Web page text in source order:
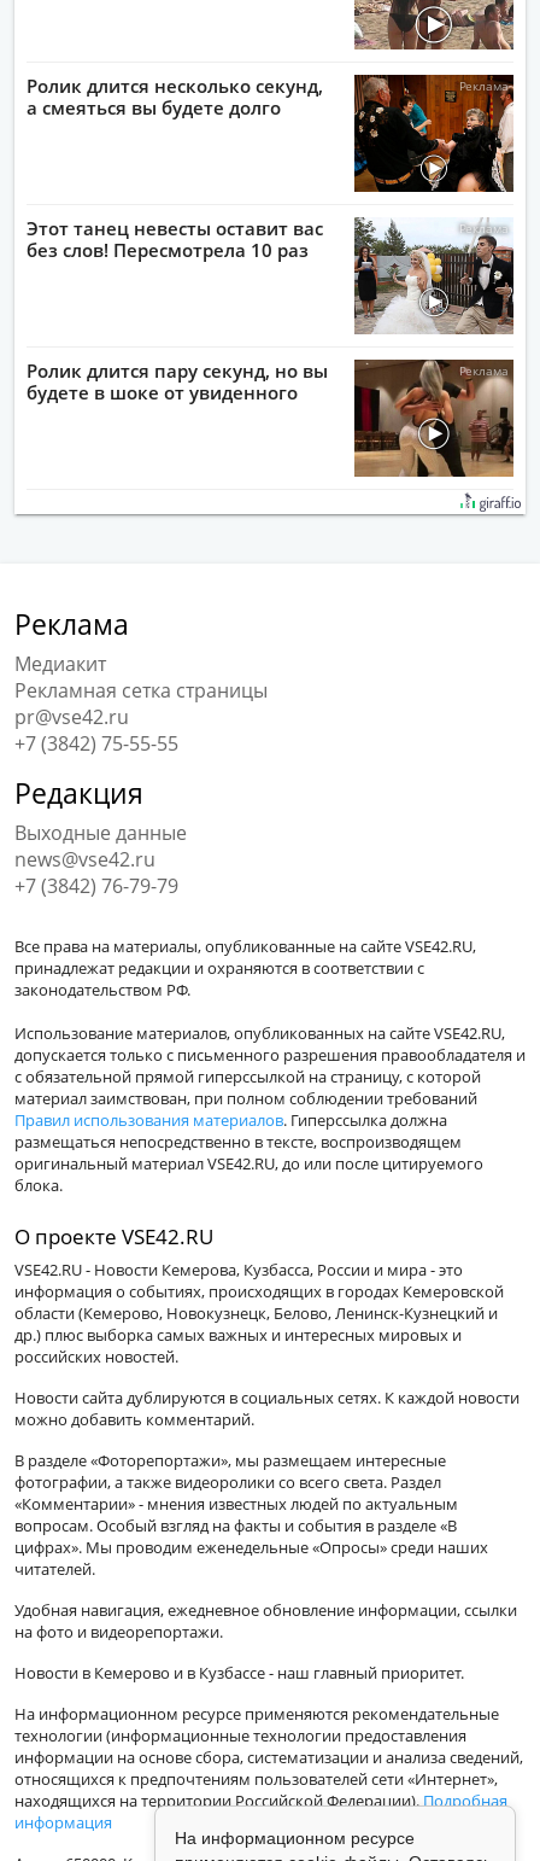
Ролик длится несколько секунд,
а смеяться вы будете долго
Этот танец невесты оставит вас
без слов! Пересмотрела 10 раз
Ролик длится пару секунд, но вы
будете в шоке от увиденного
Реклама
Медиакит
Рекламная сетка страницы
pr@vse42.ru
+7 (3842) 75-55-55
Редакция
Выходные данные
news@vse42.ru
+7 (3842) 76-79-79
Все права на материалы, опубликованные на сайте VSE42.RU,
принадлежат редакции и охраняются в соответствии с
законодательством РФ.
Использование материалов, опубликованных на сайте VSE42.RU,
допускается только с письменного разрешения правообладателя и
с обязательной прямой гиперссылкой на страницу, с которой
материал заимствован, при полном соблюдении требований
Правил использования материалов. Гиперссылка должна
размещаться непосредственно в тексте, воспроизводящем
оригинальный материал VSE42.RU, до или после цитируемого
блока.
О проекте VSE42.RU
VSE42.RU - Новости Кемерова, Кузбасса, России и мира - это
информация о событиях, происходящих в городах Кемеровской
области (Кемерово, Новокузнецк, Белово, Ленинск-Кузнецкий и
др.) плюс выборка самых важных и интересных мировых и
российских новостей.
Новости сайта дублируются в социальных сетях. К каждой новости
можно добавить комментарий.
В разделе «Фоторепортажи», мы размещаем интересные
фотографии, а также видеоролики со всего света. Раздел
«Комментарии» - мнения известных людей по актуальным
вопросам. Особый взгляд на факты и события в разделе «В
цифрах». Мы проводим еженедельные «Опросы» среди наших
читателей.
Удобная навигация, ежедневное обновление информации, ссылки
на фото и видеорепортажи.
Новости в Кемерово и в Кузбассе - наш главный приоритет.
На информационном ресурсе применяются рекомендательные
технологии (информационные технологии предоставления
информации на основе сбора, систематизации и анализа сведений,
относящихся к предпочтениям пользователей сети «Интернет»,
находящихся на территории Российской Федерации).Подробная
информация
На информационном ресурсе